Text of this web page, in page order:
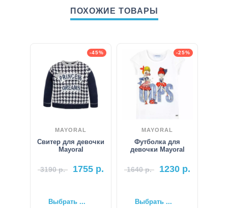
ПОХОЖИЕ ТОВАРЫ
-45%
MAYORAL
Свитер для девочки
Mayoral
3190р. 1755 р.
Выбрать ...
-25%
MAYORAL
Футболка для
девочки Mayoral
1640р. 1230 р.
Выбрать ...